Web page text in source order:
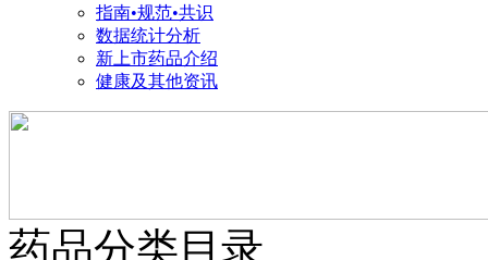
指南•规范•共识
数据统计分析
新上市药品介绍
健康及其他资讯
药品分类目录